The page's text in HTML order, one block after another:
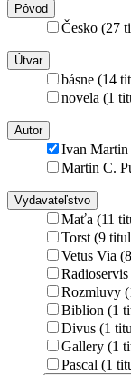
Pôvod
Česko (27
Útvar
básne (14
novela (1
Autor
Ivan
Martin C.
Vydavateľstvo
Maťa (11
Torst (9
Vetus Via
Rozmluvy
Biblion (1
Divus (1
Gallery (1
Pascal (1